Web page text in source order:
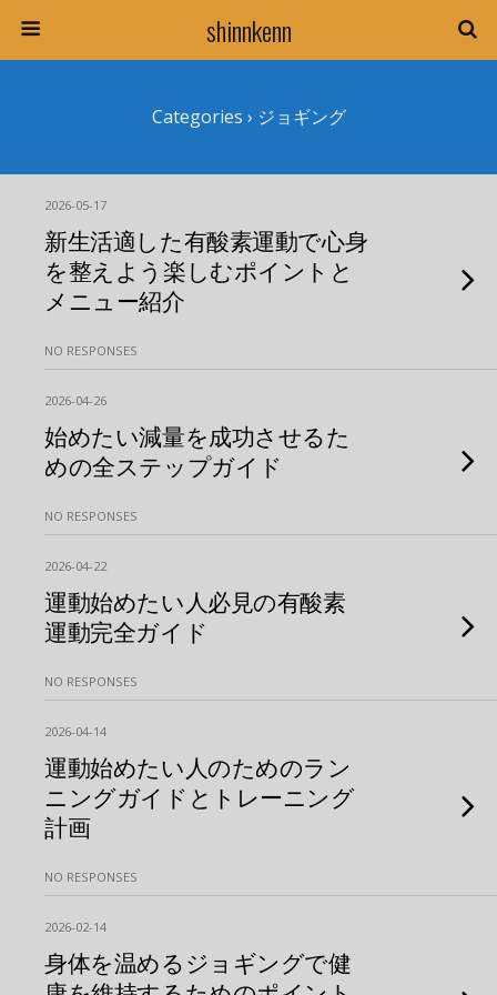
shinnkenn
Categories › ジョギング
2026-05-17
新生活適した有酸素運動で心身
を整えよう楽しむポイントと
メニュー紹介
NO RESPONSES
2026-04-26
始めたい減量を成功させるた
めの全ステップガイド
NO RESPONSES
2026-04-22
運動始めたい人必見の有酸素
運動完全ガイド
NO RESPONSES
2026-04-14
運動始めたい人のためのラン
ニングガイドとトレーニング
計画
NO RESPONSES
2026-02-14
身体を温めるジョギングで健